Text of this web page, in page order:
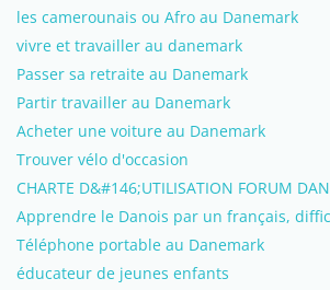
les camerounais ou Afro au Danemark
vivre et travailler au danemark
Passer sa retraite au Danemark
Partir travailler au Danemark
Acheter une voiture au Danemark
Trouver vélo d'occasion
CHARTE D&#146;UTILISATION FORUM
Apprendre le Danois par un français,
Téléphone portable au Danemark
éducateur de jeunes enfants